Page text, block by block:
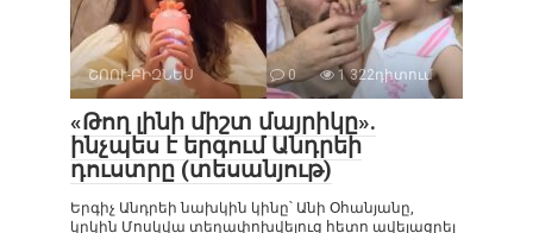
ՇՈՈՒ-ԲԻԶՆԵՍ 0 1 322դիտում
«Թող լինի միշտ մայրիկը».
ինչպես է երգում Անդրեի
դուստրը (տեսանյութ)
Երգիչ Անդրեի նախկին կինը՝ Անի Օհանյանը,
կրկին Մոսկվա տեղափոխվելուց հետո ավելացրել